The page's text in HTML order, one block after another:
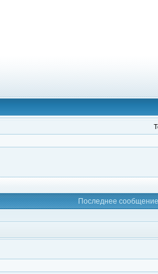
Последнее сообщение